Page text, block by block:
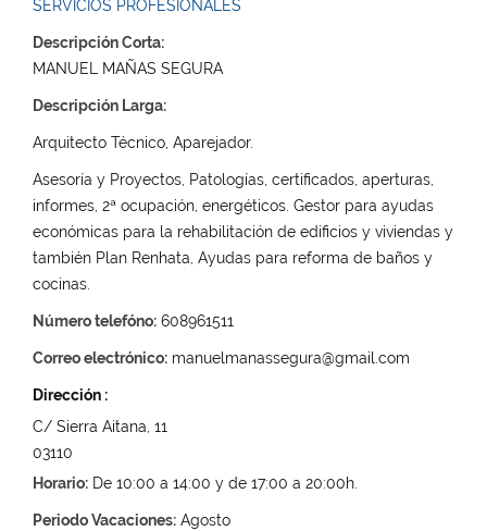
SERVICIOS PROFESIONALES
Descripción Corta:
MANUEL MAÑAS SEGURA
Descripción Larga:
Arquitecto Técnico, Aparejador.
Asesoría y Proyectos, Patologías, certificados, aperturas,
informes, 2ª ocupación, energéticos. Gestor para ayudas
económicas para la rehabilitación de edificios y viviendas y
también Plan Renhata, Ayudas para reforma de baños y
cocinas.
Número telefóno: 608961511
Correo electrónico: manuelmanassegura@gmail.com
Dirección :
C/ Sierra Aitana, 11
03110
Horario: De 10:00 a 14:00 y de 17:00 a 20:00h.
Periodo Vacaciones: Agosto